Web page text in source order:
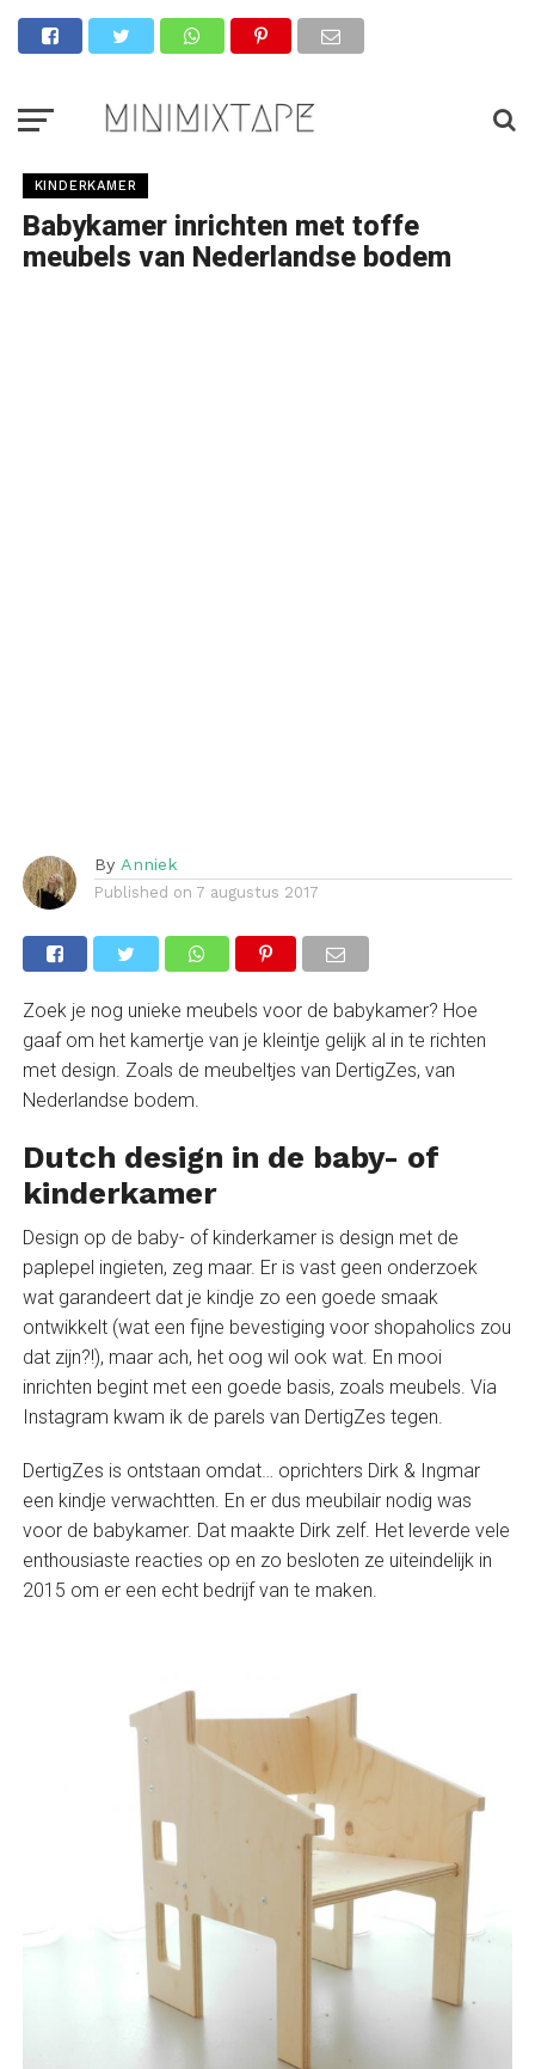
KINDERKAMER
Babykamer inrichten met toffe
meubels van Nederlandse bodem
By Anniek
Published on 7 augustus 2017
Zoek je nog unieke meubels voor de babykamer? Hoe
gaaf om het kamertje van je kleintje gelijk al in te richten
met design. Zoals de meubeltjes van DertigZes, van
Nederlandse bodem.
Dutch design in de baby- of
kinderkamer
Design op de baby- of kinderkamer is design met de
paplepel ingieten, zeg maar. Er is vast geen onderzoek
wat garandeert dat je kindje zo een goede smaak
ontwikkelt (wat een fijne bevestiging voor shopaholics zou
dat zijn?!), maar ach, het oog wil ook wat. En mooi
inrichten begint met een goede basis, zoals meubels. Via
Instagram kwam ik de parels van DertigZes tegen.
DertigZes is ontstaan omdat… oprichters Dirk & Ingmar
een kindje verwachtten. En er dus meubilair nodig was
voor de babykamer. Dat maakte Dirk zelf. Het leverde vele
enthousiaste reacties op en zo besloten ze uiteindelijk in
2015 om er een echt bedrijf van te maken.